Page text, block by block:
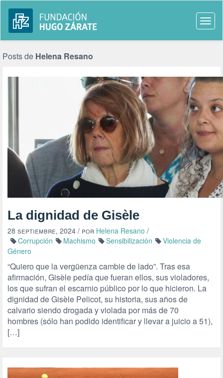
Posts de Helena Resano
La dignidad de Gisèle
28 septiembre, 2024 / por Helena Resano /
Corrupción
Machismo Sensibilización
Violencia de
Género
“Quiero que la vergüenza cambie de lado”. Tras esa
afirmación, Gisèle pedía que fueran ellos, sus violadores,
los que sufran el escarnio público por lo que hicieron. La
dignidad de Gisèle Pelicot, su historia, sus años de
calvario siendo drogada y violada por más de 70
hombres (sólo han podido identificar y llevar a juicio a 51),
[…]